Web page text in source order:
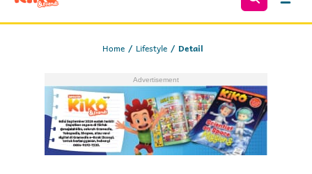
Home Lifestyle Detail